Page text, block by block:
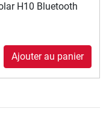
H10 Bluetooth
Ajouter au panier